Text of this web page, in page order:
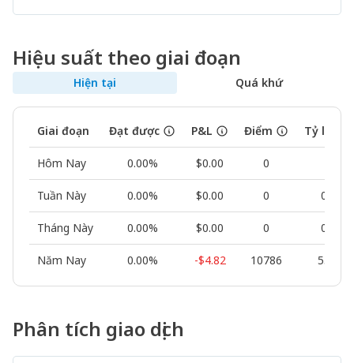
Hiệu suất theo giai đoạn
Hiện tại Quá khứ
Giai đoạn Đạt được P&L Điểm Tỷ lệ
Hôm Nay 0.00% $0.00 0
Tuần Này 0.00% $0.00 0 0.00%
Tháng Này 0.00% $0.00 0 0.00%
Năm Nay 0.00% -$4.82 10786 55.56%
Phân tích giao dịch